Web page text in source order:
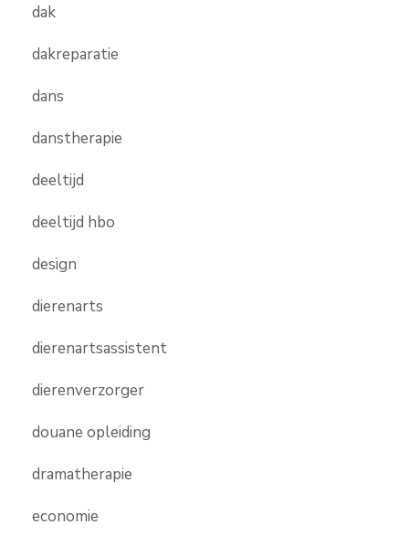
dak
dakreparatie
dans
danstherapie
deeltijd
deeltijd hbo
design
dierenarts
dierenartsassistent
dierenverzorger
douane opleiding
dramatherapie
economie